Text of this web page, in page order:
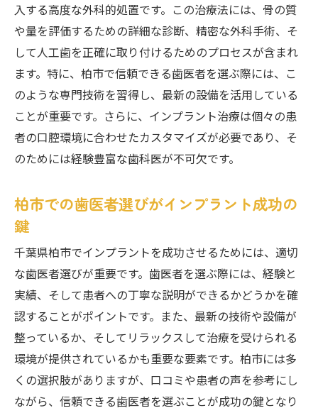
安心感をもたらす歯医者の選び方
安全性を重視した治療の取り組み
インプラントにおける技術的な進歩
柏市の歯医者の最新技術を比較する
柏市でのインプラント成功の鍵は専門知識と経
験を持つ歯医者
経験豊富な歯科医が与える安心感
患者満足度を高めるインプラント技術
柏市で信頼される歯科医の選び方
インプラント治療に必要な経験とは
インプラント治療を受ける歯医者選びのポイン
トを柏市で解説
初めてのインプラント治療のすすめ
歯医者選びで重視すべきポイント
患者が安心できる選び方の秘訣
入する高度な外科的処置です。この治療法には、骨の質
や量を評価するための詳細な診断、精密な外科手術、そ
して人工歯を正確に取り付けるためのプロセスが含まれ
ます。特に、柏市で信頼できる歯医者を選ぶ際には、こ
のような専門技術を習得し、最新の設備を活用している
ことが重要です。さらに、インプラント治療は個々の患
者の口腔環境に合わせたカスタマイズが必要であり、そ
のためには経験豊富な歯科医が不可欠です。
柏市での歯医者選びがインプラント成功の
鍵
千葉県柏市でインプラントを成功させるためには、適切
な歯医者選びが重要です。歯医者を選ぶ際には、経験と
実績、そして患者への丁寧な説明ができるかどうかを確
認することがポイントです。また、最新の技術や設備が
整っているか、そしてリラックスして治療を受けられる
環境が提供されているかも重要な要素です。柏市には多
くの選択肢がありますが、口コミや患者の声を参考にし
ながら、信頼できる歯医者を選ぶことが成功の鍵となり